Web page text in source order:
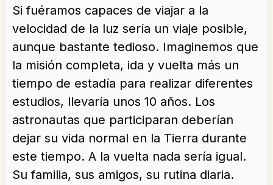
Si fuéramos capaces de viajar a la
velocidad de la luz sería un viaje posible,
aunque bastante tedioso. Imaginemos que
la misión completa, ida y vuelta más un
tiempo de estadía para realizar diferentes
estudios, llevaría unos 10 años. Los
astronautas que participaran deberían
dejar su vida normal en la Tierra durante
este tiempo. A la vuelta nada sería igual.
Su familia, sus amigos, su rutina diaria.